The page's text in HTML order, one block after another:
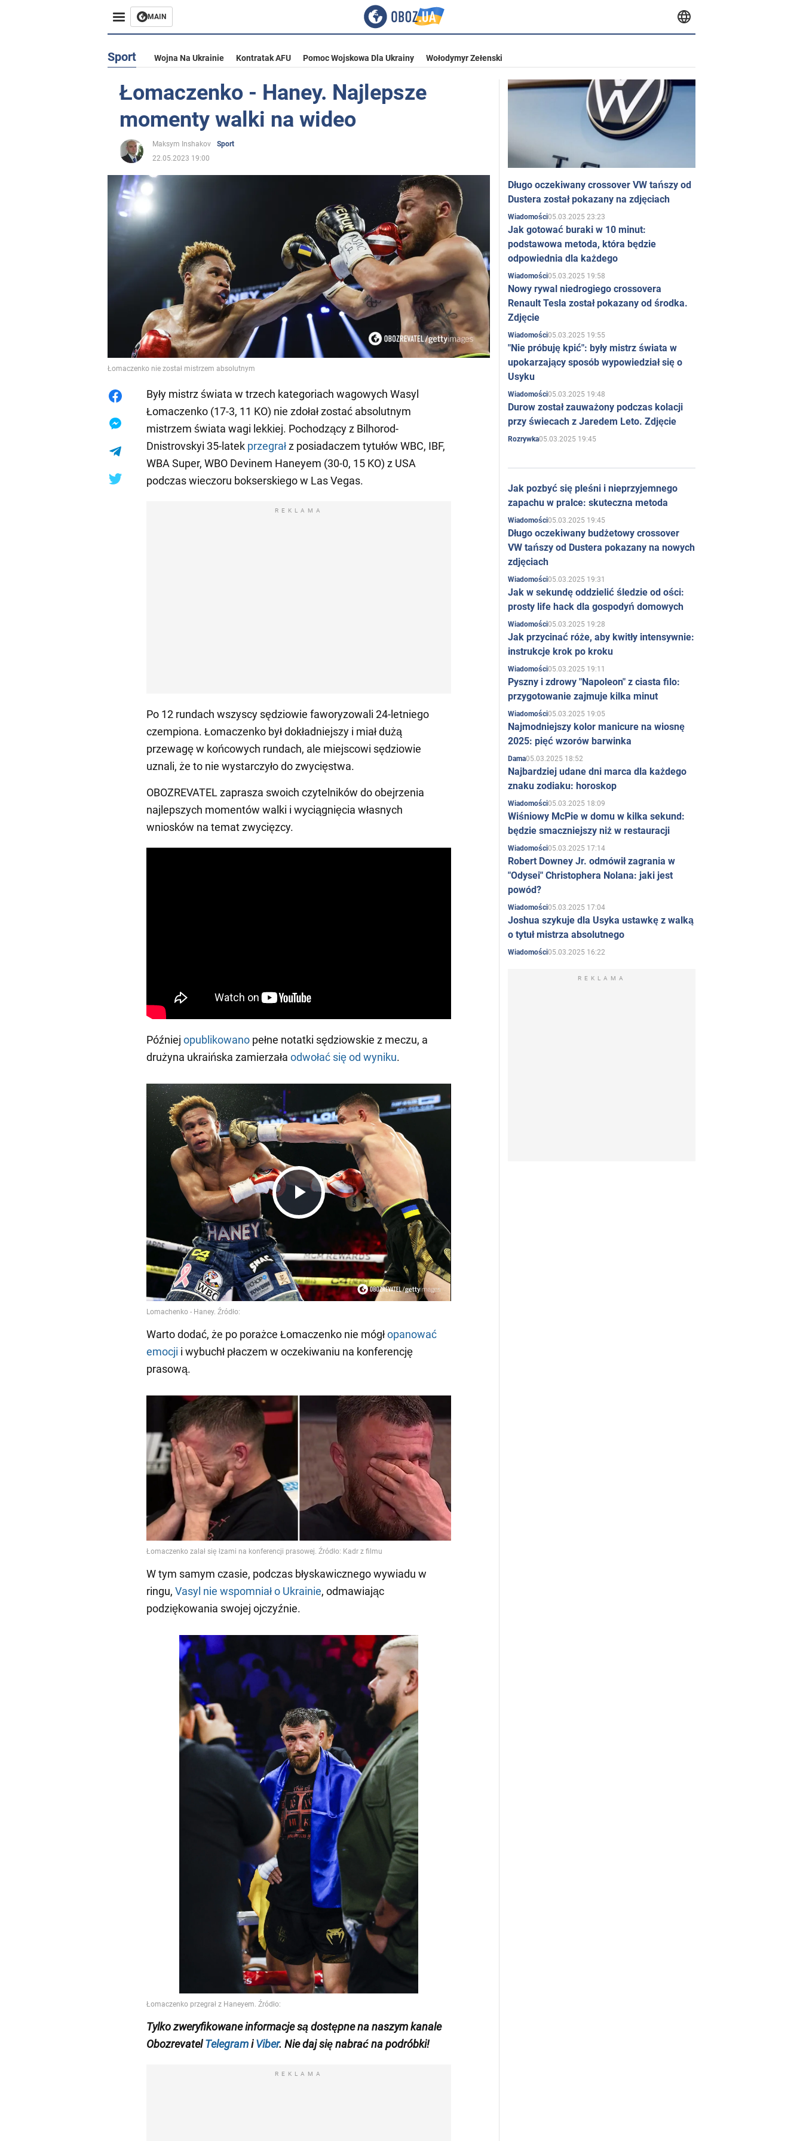
MAIN
Sport Wojna Na Ukrainie Kontratak AFU Pomoc Wojskowa Dla Ukrainy Wołodymyr Zełenski
Łomaczenko - Haney. Najlepsze
momenty walki na wideo
Maksym Inshakov
Sport
22.05.2023 19:00
Łomaczenko nie został mistrzem absolutnym
Były mistrz świata w trzech kategoriach wagowych Wasyl
Łomaczenko (17-3, 11 KO) nie zdołał zostać absolutnym
mistrzem świata wagi lekkiej. Pochodzący z Bilhorod-
Dnistrovskyi 35-latek przegrałz posiadaczem tytułów WBC, IBF,
WBA Super, WBO Devinem Haneyem (30-0, 15 KO) z USA
podczas wieczoru bokserskiego w Las Vegas.
REKLAMA
Po 12 rundach wszyscy sędziowie faworyzowali 24-letniego
czempiona. Łomaczenko był dokładniejszy i miał dużą
przewagę w końcowych rundach, ale miejscowi sędziowie
uznali, że to nie wystarczyło do zwycięstwa.
OBOZREVATEL zaprasza swoich czytelników do obejrzenia
najlepszych momentów walki i wyciągnięcia własnych
wniosków na temat zwycięzcy.
Później opublikowano pełne notatki sędziowskie z meczu, a
drużyna ukraińska zamierzała odwołać się od wyniku.
Play
Video
Warto dodać, że po porażce Łomaczenko nie mógłopanować
emocji i wybuchł płaczem w oczekiwaniu na konferencję
prasową.
W tym samym czasie, podczas błyskawicznego wywiadu w
ringu, Vasyl nie wspomniał o Ukrainie, odmawiając
podziękowania swojej ojczyźnie.
Tylko zweryfikowane informacje są dostępne na naszym kanale
ObozrevatelTelegramiViber. Nie daj się nabrać na podróbki!
REKLAMA
Długo oczekiwany crossover VW tańszy od
Dustera został pokazany na zdjęciach
Wiadomości05.03.2025 23:23
Jak gotować buraki w 10 minut:
podstawowa metoda, która będzie
odpowiednia dla każdego
Wiadomości05.03.2025 19:58
Nowy rywal niedrogiego crossovera
Renault Tesla został pokazany od środka.
Zdjęcie
Wiadomości05.03.2025 19:55
"Nie próbuję kpić": były mistrz świata w
upokarzający sposób wypowiedział się o
Usyku
Wiadomości05.03.2025 19:48
Durow został zauważony podczas kolacji
przy świecach z Jaredem Leto. Zdjęcie
Rozrywka05.03.2025 19:45
Jak pozbyć się pleśni i nieprzyjemnego
zapachu w pralce: skuteczna metoda
Wiadomości05.03.2025 19:45
Długo oczekiwany budżetowy crossover
VW tańszy od Dustera pokazany na nowych
zdjęciach
Wiadomości05.03.2025 19:31
Jak w sekundę oddzielić śledzie od ości:
prosty life hack dla gospodyń domowych
Wiadomości05.03.2025 19:28
Jak przycinać róże, aby kwitły intensywnie:
instrukcje krok po kroku
Wiadomości05.03.2025 19:11
Pyszny i zdrowy "Napoleon" z ciasta filo:
przygotowanie zajmuje kilka minut
Wiadomości05.03.2025 19:05
Najmodniejszy kolor manicure na wiosnę
2025: pięć wzorów barwinka
Dama05.03.2025 18:52
Najbardziej udane dni marca dla każdego
znaku zodiaku: horoskop
Wiadomości05.03.2025 18:09
Wiśniowy McPie w domu w kilka sekund:
będzie smaczniejszy niż w restauracji
Wiadomości05.03.2025 17:14
Robert Downey Jr. odmówił zagrania w
"Odysei" Christophera Nolana: jaki jest
powód?
Wiadomości05.03.2025 17:04
Joshua szykuje dla Usyka ustawkę z walką
o tytuł mistrza absolutnego
Wiadomości05.03.2025 16:22
REKLAMA